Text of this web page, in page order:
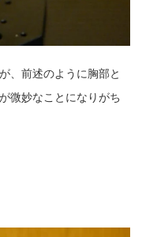
、前述のように胸部と
微妙なことになりがち